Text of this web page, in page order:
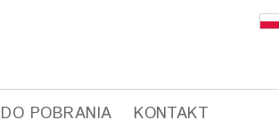
DO POBRANIA KONTAKT